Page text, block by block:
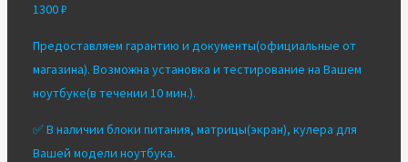
1300₽
Предоставляем гарантию и документы(официальные от
магазина). Возможна установка и тестирование на Вашем
ноутбуке(в течении 10 мин.).
✅ В наличии блоки питания, матрицы(экран), кулера для
Вашей модели ноутбука.